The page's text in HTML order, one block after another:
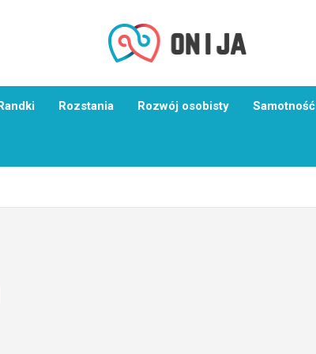
Rozstania Rozwój osobisty Samotność